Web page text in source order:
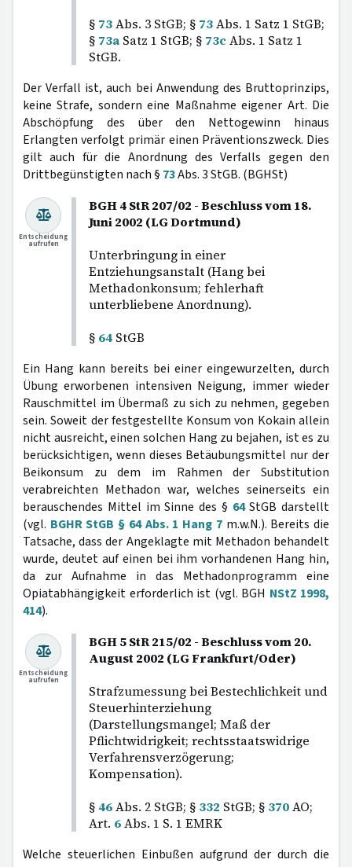
§ 73Abs. 3 StGB; § 73Abs. 1 Satz 1 StGB;
§ 73a Satz 1 StGB; § 73cAbs. 1 Satz 1
StGB.
Der Verfall ist, auch bei Anwendung des Bruttoprinzips,
keine Strafe, sondern eine Maßnahme eigener Art. Die
Abschöpfung des über den Nettogewinn hinaus
Erlangten verfolgt primär einen Präventionszweck. Dies
gilt auch für die Anordnung des Verfalls gegen den
Drittbegünstigten nach § 73Abs. 3 StGB. (BGHSt)
BGH 4 StR 207/02 - Beschluss vom 18.
Juni 2002 (LG Dortmund)
Unterbringung in einer
Entziehungsanstalt (Hang bei
Methadonkonsum; fehlerhaft
unterbliebene Anordnung).
§ 64 StGB
Entscheidung
aufrufen
Ein Hang kann bereits bei einer eingewurzelten, durch
Übung erworbenen intensiven Neigung, immer wieder
Rauschmittel im Übermaß zu sich zu nehmen, gegeben
sein. Soweit der festgestellte Konsum von Kokain allein
nicht ausreicht, einen solchen Hang zu bejahen, ist es zu
berücksichtigen, wenn dieses Betäubungsmittel nur der
Beikonsum zu dem im Rahmen der Substitution
verabreichten Methadon war, welches seinerseits ein
berauschendes Mittel im Sinne des § 64StGB darstellt
(vgl. BGHR StGB § 64 Abs. 1 Hang 7m.w.N.). Bereits die
Tatsache, dass der Angeklagte mit Methadon behandelt
wurde, deutet auf einen bei ihm vorhandenen Hang hin,
da zur Aufnahme in das Methadonprogramm eine
Opiatabhängigkeit erforderlich ist (vgl. BGH NStZ 1998,
414).
BGH 5 StR 215/02 - Beschluss vom 20.
August 2002 (LG Frankfurt/Oder)
Strafzumessung bei Bestechlichkeit und
Steuerhinterziehung
(Darstellungsmangel; Maß der
Pflichtwidrigkeit; rechtsstaatswidrige
Verfahrensverzögerung;
Kompensation).
§ 46Abs. 2 StGB; § 332 StGB; § 370AO;
Art. 6Abs. 1 S. 1 EMRK
Entscheidung
aufrufen
Welche steuerlichen Einbußen aufgrund der durch die